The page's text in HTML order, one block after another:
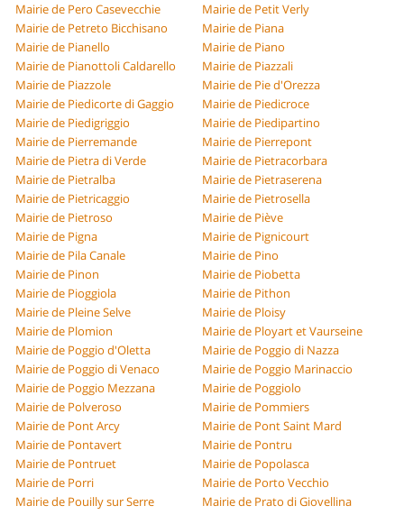
Mairie de Pero Casevecchie
Mairie de Petit Verly
Mairie de Petreto Bicchisano
Mairie de Piana
Mairie de Pianello
Mairie de Piano
Mairie de Pianottoli Caldarello
Mairie de Piazzali
Mairie de Piazzole
Mairie de Pie d'Orezza
Mairie de Piedicorte di Gaggio
Mairie de Piedicroce
Mairie de Piedigriggio
Mairie de Piedipartino
Mairie de Pierremande
Mairie de Pierrepont
Mairie de Pietra di Verde
Mairie de Pietracorbara
Mairie de Pietralba
Mairie de Pietraserena
Mairie de Pietricaggio
Mairie de Pietrosella
Mairie de Pietroso
Mairie de Piève
Mairie de Pigna
Mairie de Pignicourt
Mairie de Pila Canale
Mairie de Pino
Mairie de Pinon
Mairie de Piobetta
Mairie de Pioggiola
Mairie de Pithon
Mairie de Pleine Selve
Mairie de Ploisy
Mairie de Plomion
Mairie de Ployart et Vaurseine
Mairie de Poggio d'Oletta
Mairie de Poggio di Nazza
Mairie de Poggio di Venaco
Mairie de Poggio Marinaccio
Mairie de Poggio Mezzana
Mairie de Poggiolo
Mairie de Polveroso
Mairie de Pommiers
Mairie de Pont Arcy
Mairie de Pont Saint Mard
Mairie de Pontavert
Mairie de Pontru
Mairie de Pontruet
Mairie de Popolasca
Mairie de Porri
Mairie de Porto Vecchio
Mairie de Pouilly sur Serre
Mairie de Prato di Giovellina